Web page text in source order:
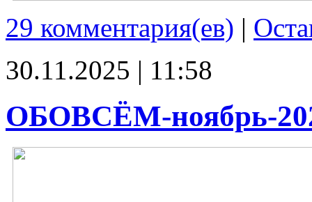
29 комментария(ев) |
30.11.2025 | 11:58
ОБОВСЁМ-ноябрь-